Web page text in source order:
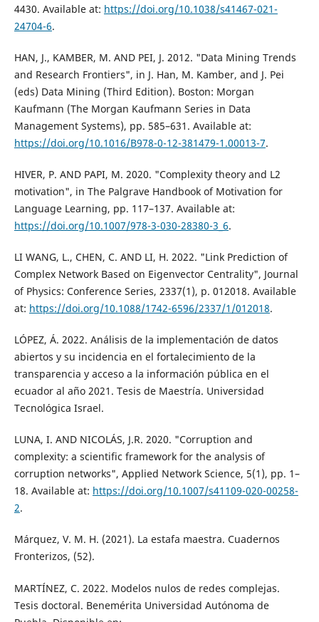
4430. Available at: https://doi.org/10.1038/s41467-021-
24704-6.
HAN, J., KAMBER, M. AND PEI, J. 2012. "Data Mining Trends
and Research Frontiers", in J. Han, M. Kamber, and J. Pei
(eds) Data Mining (Third Edition). Boston: Morgan
Kaufmann (The Morgan Kaufmann Series in Data
Management Systems), pp. 585–631. Available at:
https://doi.org/10.1016/B978-0-12-381479-1.00013-7.
HIVER, P. AND PAPI, M. 2020. "Complexity theory and L2
motivation", in The Palgrave Handbook of Motivation for
Language Learning, pp. 117–137. Available at:
https://doi.org/10.1007/978-3-030-28380-3_6.
LI WANG, L., CHEN, C. AND LI, H. 2022. "Link Prediction of
Complex Network Based on Eigenvector Centrality", Journal
of Physics: Conference Series, 2337(1), p. 012018. Available
at: https://doi.org/10.1088/1742-6596/2337/1/012018.
LÓPEZ, Á. 2022. Análisis de la implementación de datos
abiertos y su incidencia en el fortalecimiento de la
transparencia y acceso a la información pública en el
ecuador al año 2021. Tesis de Maestría. Universidad
Tecnológica Israel.
LUNA, I. AND NICOLÁS, J.R. 2020. "Corruption and
complexity: a scientific framework for the analysis of
corruption networks", Applied Network Science, 5(1), pp. 1–
18. Available at: https://doi.org/10.1007/s41109-020-00258-
2.
Márquez, V. M. H. (2021). La estafa maestra. Cuadernos
Fronterizos, (52).
MARTÍNEZ, C. 2022. Modelos nulos de redes complejas.
Tesis doctoral. Benemérita Universidad Autónoma de